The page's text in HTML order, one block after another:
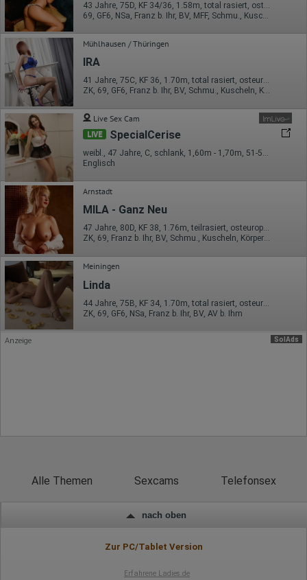
Erhobene Daten:
Die erzeugten Informationen über die Benutzung unserer
Webseiten sowie die von dem Browser übermittelte IP-Adresse
werden übertragen und gespeichert. Dabei können aus den
verarbeiteten Daten pseudonyme Nutzungsprofile der Nutzer
erstellt werden. Diese Informationen wird Google gegebenenfalls
auch an Dritte übertragen, sofern dies gesetzlich
vorgeschrieben wird oder, soweit Dritte diese Daten im Auftrag
von Google verarbeiten. Die IP-Adresse der Nutzer wird von
Google innerhalb von Mitgliedstaaten der Europäischen Union
oder in anderen Vertragsstaaten des Abkommens über den
Europäischen Wirtschaftsraum gekürzt, dies bedeutet, dass alle
Daten anonym erhoben werden. Nur in Ausnahmefällen wird die
volle IP-Adresse an einen Server von Google in den USA
übertragen und dort gekürzt. Die von dem Browser des Nutzers
übermittelte IP-Adresse wird nicht mit anderen Daten von Google
zusammengeführt.
Erhobene Informationen zum Besucherverhalten sind folgende:
Herkunft (Land und Stadt)
Sprache
Betriebssystem
Gerät (PC, Tablet-PC oder Smartphone)
Browser und alle verwendeten Add-ons
Auflösung des Computers
Besucherquelle (Facebook, Suchmaschine oder
verweisende Webseite)
Welche Dateien wurden heruntergeladen?
Welche Videos angeschaut?
Wurden Werbebanner angeklickt?
auf unserer Website eingebunden sind, von Ihnen bereitgestellte
43 Jahre, 75D, KF 34/36, 1.58m, total rasiert, osteuropäisch
69, GF6, NSa, Franz b. Ihr, BV, MFF, Schmu., Kuscheln
Mühlhausen / Thüringen
IRA
41 Jahre, 75C, KF 36, 1.70m, total rasiert, osteuropäisch
ZK, 69, GF6, Franz b. Ihr, BV, Schmu., Kuscheln, Körperküs.
Live Sex Cam
LIVE SpecialCerise
weibl., 47 Jahre, C, schlank, 1,60m - 1,70m, 51-55kg, europäisch
Englisch
Arnstadt
MILA - Ganz Neu
47 Jahre, 80D, KF 38, 1.76m, teilrasiert, osteuropäisch
ZK, 69, Franz b. Ihr, BV, Schmu., Kuscheln, Körperküs., EL
Meiningen
Linda
ZK, 69, GF6, NSa, Franz b. Ihr, BV, AV b. Ihm
SolAds
Anzeige
Alle Themen Sexcams Telefonsex
nach oben
Zur PC/Tablet Version
Erfahrene Ladies.de